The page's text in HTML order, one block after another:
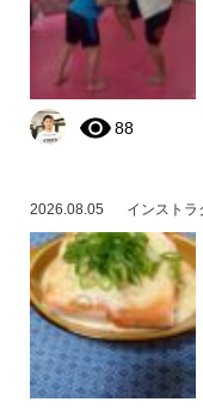
88
2026.08.05 インストラ